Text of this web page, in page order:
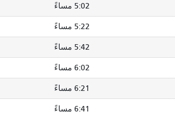
5:02 مساءً
5:22 مساءً
5:42 مساءً
6:02 مساءً
6:21 مساءً
6:41 مساءً